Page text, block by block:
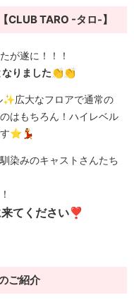
CLUB TARO -タロ-】
が遂に！！！
りました👏👏
広大なフロアで通常の
はもちろん！ハイレベル
す⭐️💃
染みのキャストさんたち
来てください❣️
ご紹介